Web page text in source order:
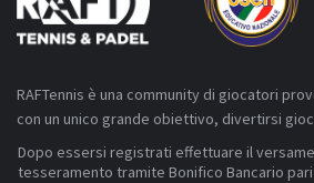
RAFTennis è una community di giocatori
con un unico grande obiettivo, divertirsi
Dopo essersi registrati effettuare il
tesseramento tramite Bonifico Bancario pari